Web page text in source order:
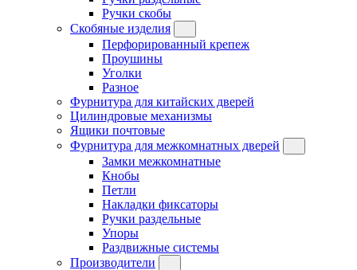
Ручки скобы
Скобяные изделия
Перфорированный крепеж
Проушины
Уголки
Разное
Фурнитура для китайских дверей
Цилиндровые механизмы
Ящики почтовые
Фурнитура для межкомнатных дверей
Замки межкомнатные
Кнобы
Петли
Накладки фиксаторы
Ручки раздельные
Упоры
Раздвижные системы
Производители